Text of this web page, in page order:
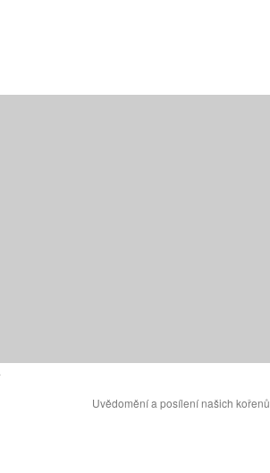
Uvědomění a posílení našich kořenů